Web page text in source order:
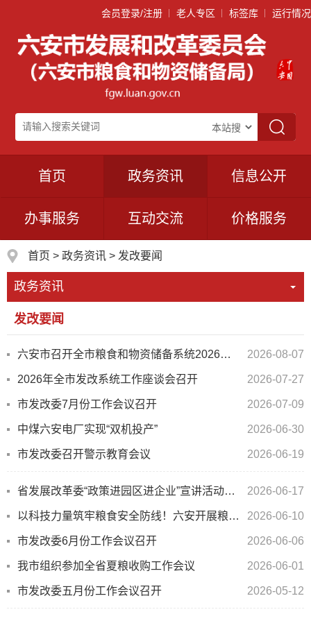
会员登录/注册 老人专区 标签库 运行情况
首页 政务资讯 信息公开
办事服务 互动交流 价格服务
首页 > 政务资讯 > 发改要闻
政务资讯
发改要闻
六安市召开全市粮食和物资储备系统2026年二季度安全生产会商会暨上半年安全生产工作会议 2026-08-07
2026年全市发改系统工作座谈会召开 2026-07-27
市发改委7月份工作会议召开 2026-07-09
中煤六安电厂实现“双机投产” 2026-06-30
市发改委召开警示教育会议 2026-06-19
省发展改革委“政策进园区进企业”宣讲活动走进六安经开区 2026-06-17
以科技力量筑牢粮食安全防线！六安开展粮食和物资储备科技周活动 2026-06-10
市发改委6月份工作会议召开 2026-06-06
我市组织参加全省夏粮收购工作会议 2026-06-01
市发改委五月份工作会议召开 2026-05-12